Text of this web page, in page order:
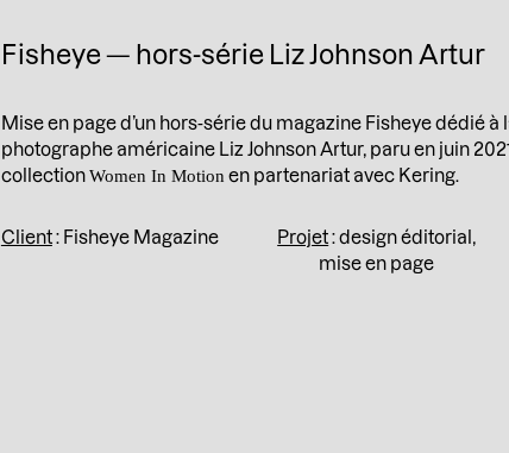
Fisheye ­­— hors-série Liz Johnson Artur
Mise en page d’un hors-série du magazine Fisheye dédié à
photographe américaine Liz Johnson Artur, paru en juin
collectionWomen In Motion en partenariat avec Kering.
Client: Fisheye Magazine Projet: design éditorial,
mise en page